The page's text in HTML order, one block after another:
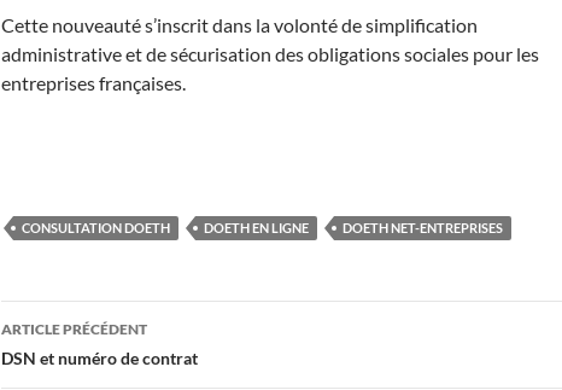
Cette nouveauté s’inscrit dans la volonté de simplification
administrative et de sécurisation des obligations sociales pour les
entreprises françaises.
CONSULTATION DOETH DOETH EN LIGNE DOETH NET-ENTREPRISES
Navigation
des
ARTICLE PRÉCÉDENT
DSN et numéro de contrat